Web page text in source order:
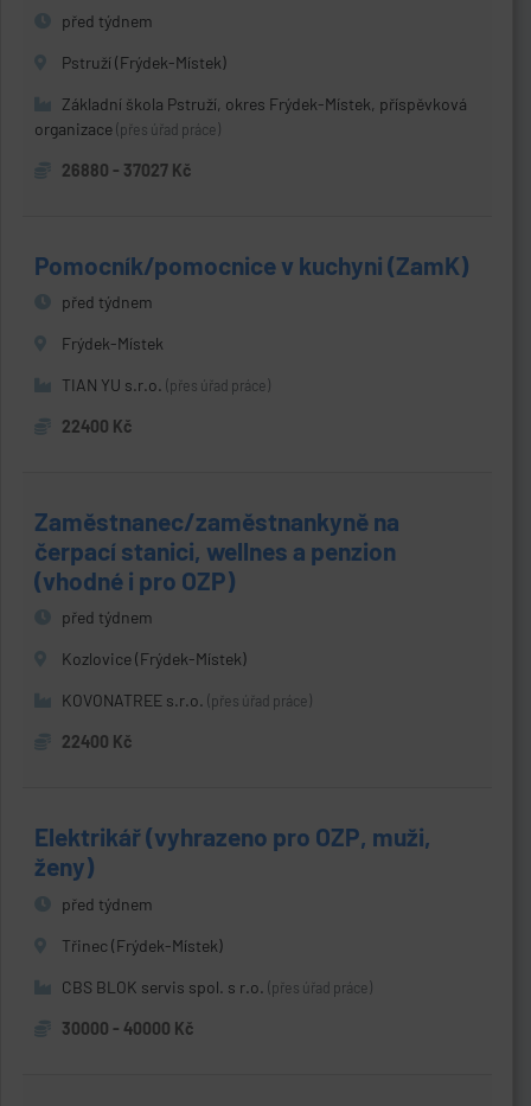
před týdnem
Pstruží (Frýdek-Místek)
Základní škola Pstruží, okres Frýdek-Místek, příspěvková
organizace (přes úřad práce)
26880 - 37027 Kč
Pomocník/pomocnice v kuchyni (ZamK)
před týdnem
Frýdek-Místek
TIAN YU s.r.o. (přes úřad práce)
22400 Kč
Zaměstnanec/zaměstnankyně na
čerpací stanici, wellnes a penzion
(vhodné i pro OZP)
před týdnem
Kozlovice (Frýdek-Místek)
KOVONATREE s.r.o. (přes úřad práce)
22400 Kč
Elektrikář (vyhrazeno pro OZP, muži,
ženy)
před týdnem
Třinec (Frýdek-Místek)
CBS BLOK servis spol. s r.o. (přes úřad práce)
30000 - 40000 Kč